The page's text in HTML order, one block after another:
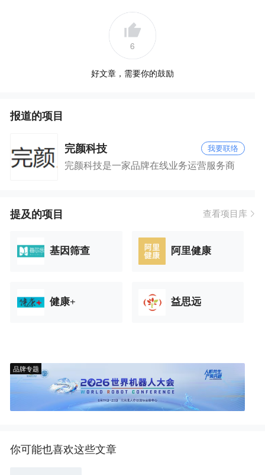
6
好文章，需要你的鼓励
报道的项目
完颜科技 我要联络
完颜科技是一家品牌在线业务运营服务商
提及的项目 查看项目库
基因筛查 阿里健康
健康+ 益思远
品牌专题
你可能也喜欢这些文章